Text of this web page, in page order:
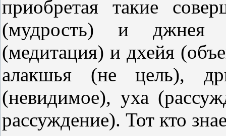
приобретая такие
(мудрость) и джнея
(медитация) и дхейя
алакшья (не цель),
(невидимое), уха
рассуждение). Тот кто